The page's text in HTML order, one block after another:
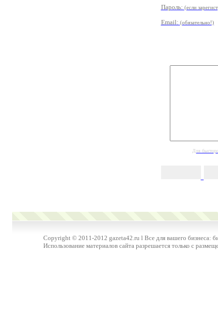
Пароль: (если
Email: (обязательно!)
Для
Copyright © 2011-2012 gazeta42.ru l Все для вашего бизнеса:
Использование материалов сайта разрешается только с